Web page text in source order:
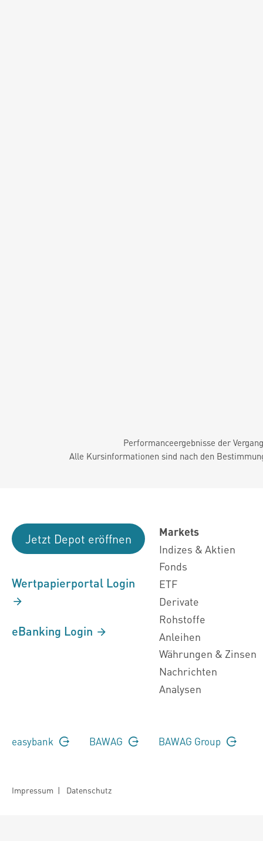
Performanceergebnisse der
Alle Kursinformationen sind nach den
Jetzt Depot eröffnen
Wertpapierportal Login
eBanking Login
Markets
Indizes & Aktien
Fonds
ETF
Derivate
Rohstoffe
Anleihen
Währungen & Zinsen
Nachrichten
Analysen
easybank BAWAG BAWAG Group
Impressum | Datenschutz